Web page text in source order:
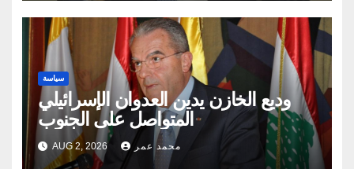
سياسة
وديع الخازن يدين العدوان الإسرائيلي
المتواصل على الجنوب
AUG 2, 2026 محمد عمر